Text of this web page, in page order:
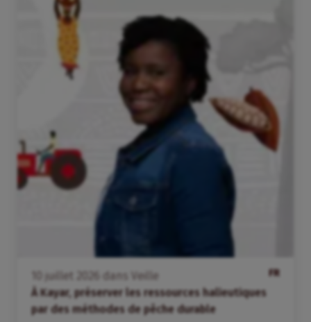
FR
juillet dans
Veille
À Kayar, préserver les ressources halieutiques
par des méthodes de pêche durable